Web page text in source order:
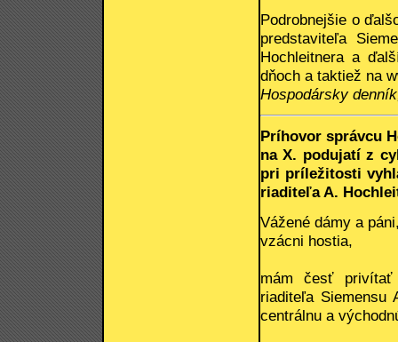
Podrobnejšie o
predstaviteľa
Hochleitnera a
dňoch a taktiež na
Hospodársky
Príhovor správcu
na X. podujatí z
pri príležitosti
riaditeľa A.
Vážené dámy a
vzácni hostia,
mám česť privítať
riaditeľa Siemensu
centrálnu a